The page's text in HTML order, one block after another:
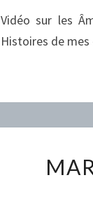
Vidéo sur les
Histoires de